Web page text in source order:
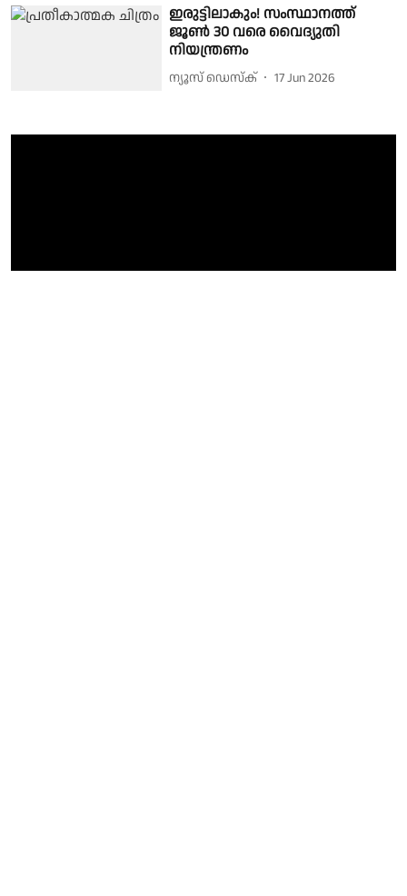
ഇരുട്ടിലാകും! സംസ്ഥാനത്ത്
ജൂൺ 30 വരെ വൈദ്യുതി
നിയന്ത്രണം
ന്യൂസ് ഡെസ്ക് 17 Jun 2026